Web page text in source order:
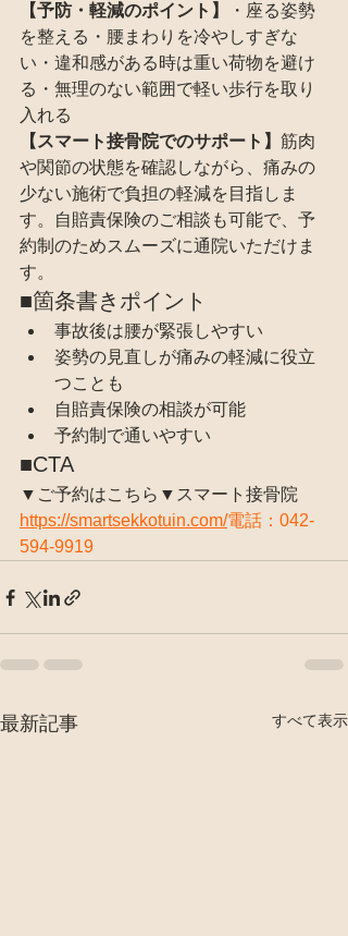
【予防・軽減のポイント】
・座る姿勢
を整える・腰まわりを冷やしすぎな
い・違和感がある時は重い荷物を避け
る・無理のない範囲で軽い歩行を取り
入れる
【スマート接骨院でのサポート】 筋肉
や関節の状態を確認しながら、痛みの
少ない施術で負担の軽減を目指しま
す。自賠責保険のご相談も可能で、予
約制のためスムーズに通院いただけま
す。
■箇条書きポイント
事故後は腰が緊張しやすい
姿勢の見直しが痛みの軽減に役立
つことも
自賠責保険の相談が可能
予約制で通いやすい
■CTA
▼ご予約はこちら▼スマート接骨院
https://smartsekkotuin.com/電話：042-
594-9919
最新記事 すべて表示